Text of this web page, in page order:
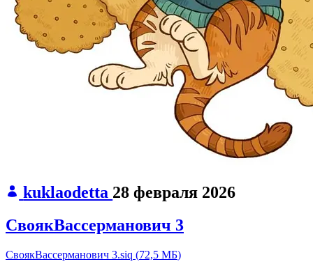
kuklaodetta 28 февраля 2026
СвоякВассерманович 3
СвоякВассерманович 3.siq (72,5 МБ)